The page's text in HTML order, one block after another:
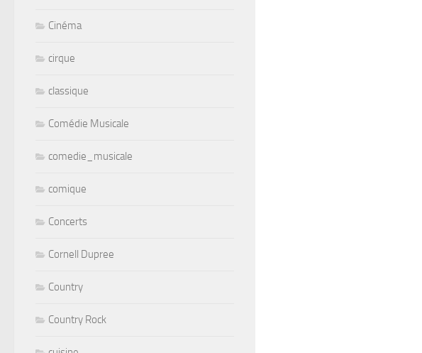
Cinéma
cirque
classique
Comédie Musicale
comedie_musicale
comique
Concerts
Cornell Dupree
Country
Country Rock